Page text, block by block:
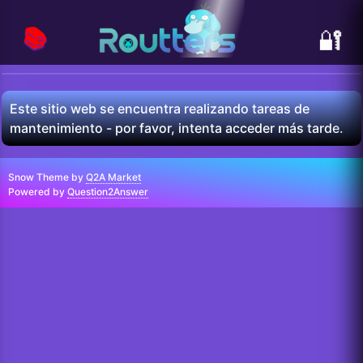
🔐
📚
Este sitio web se encuentra realizando tareas de
mantenimiento - por favor, intenta acceder más tarde.
Snow Theme by Q2A Market
Powered by Question2Answer